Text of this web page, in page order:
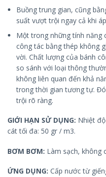
Buồng trung gian, cũng
suất vượt trội ngay cả khi
Một trong những tính năng
công tác bằng thép không
vời. Chất lượng của bánh
so sánh với loại thông
không liên quan đến khả
trong thời gian tương tự.
trội rõ ràng.
GIỚI HẠN SỬ DỤNG: Nhiệt
cát tối đa: 50 gr / m3.
BƠM BƠM: Làm sạch, không
ỨNG DỤNG: Cấp nước từ